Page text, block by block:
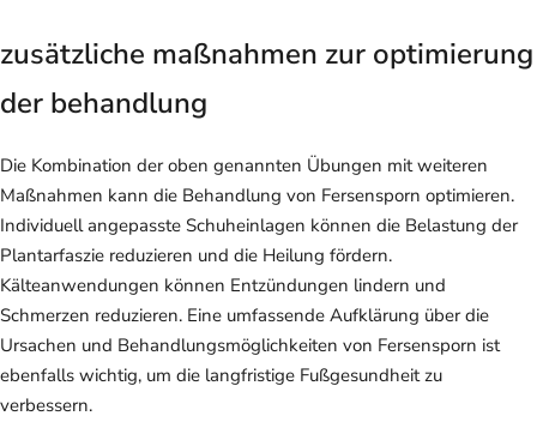
zusätzliche maßnahmen zur optimierung
der behandlung
Die Kombination der oben genannten Übungen mit weiteren
Maßnahmen kann die Behandlung von Fersensporn optimieren.
Individuell angepasste Schuheinlagen können die Belastung der
Plantarfaszie reduzieren und die Heilung fördern.
Kälteanwendungen können Entzündungen lindern und
Schmerzen reduzieren. Eine umfassende Aufklärung über die
Ursachen und Behandlungsmöglichkeiten von Fersensporn ist
ebenfalls wichtig, um die langfristige Fußgesundheit zu
verbessern.